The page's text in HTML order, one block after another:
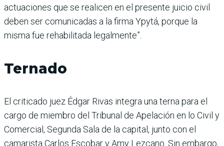
actuaciones que se realicen en el presente juicio civil
deben ser comunicadas a la firma Ypytá, porque la
misma fue rehabilitada legalmente”.
Ternado
El criticado juez Édgar Rivas integra una terna para el
cargo de miembro del Tribunal de Apelación en lo Civil y
Comercial, Segunda Sala de la capital, junto con el
camarista Carlos Escobar y Amy Lezcano. Sin embargo,